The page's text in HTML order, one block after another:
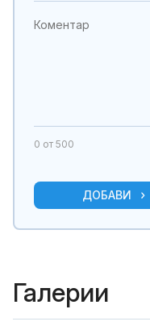
0 от 500
ДОБАВИ
Галерии